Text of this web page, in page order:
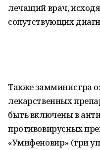
лечащий врач, исходя
сопутствующих
Также замминистра
лекарственных
быть включены в
противовирусных
«Умифеновир» (три